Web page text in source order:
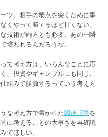
ツ。相手の弱点を突くために事
くやって勝てるほど甘くない。
技術が両方とも必要。あの一瞬
培われるんだろうな。
て考え方は、いろんなことに応
、投資やギャンブルにも同じこ
組みで勝負するっていう考え方
な考え方で書かれた関連記事を
に考えることの大事さを再確認
てほしい。